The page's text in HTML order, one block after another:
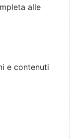
alle
e contenuti